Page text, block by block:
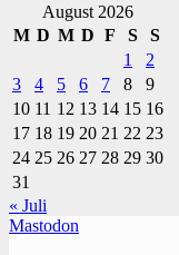
August 2026
M D M D F S
S
1
2
3
4 5 6 7 8
9
10 11 12 13 14 15 16
17 18 19 20 21 22 23
24 25 26 27 28 29 30
31
« Juli
Mastodon